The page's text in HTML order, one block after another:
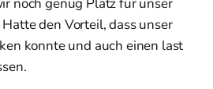
den Vorteil, dass unser
konnte und auch einen last